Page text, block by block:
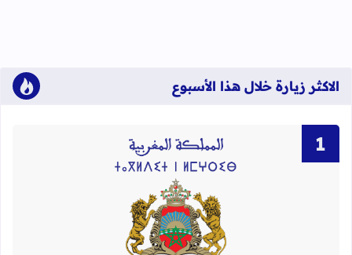
الاكثر زيارة خلال هذا الأسبوع